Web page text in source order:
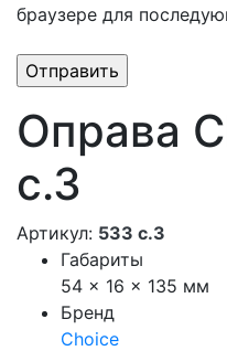
браузере для
Оправа
с.3
Артикул: 533 с.3
Габариты
54 × 16 × 135 мм
Бренд
Choice